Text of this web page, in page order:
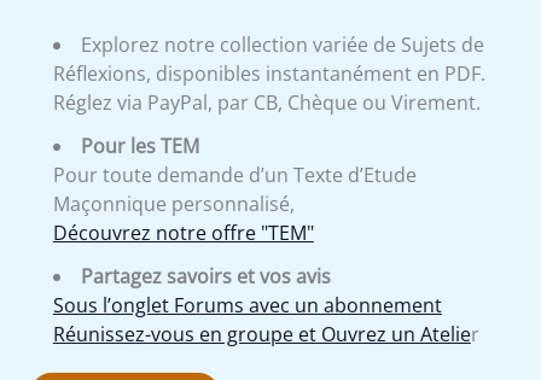
Explorez notre collection variée de Sujets de
Réflexions, disponibles instantanément en PDF.
Réglez via PayPal, par CB, Chèque ou Virement.
Pour les TEM
Pour toute demande d’un Texte d’Etude
Maçonnique personnalisé,
Découvrez notre offre "TEM"
Partagez savoirs et vos avis
Sous l’onglet Forums avec un abonnement
Réunissez-vous en groupe et Ouvrez un Atelier